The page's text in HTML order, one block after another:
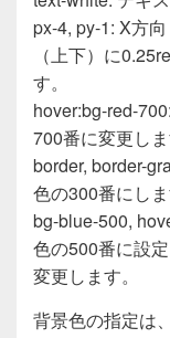
px-4, py-1: X方
（上下）に
す。
hover:bg-red-
700番に変更しま
border, border-
色の300番にしま
bg-blue-500,
色の500番に設
変更します。
背景色の指定は